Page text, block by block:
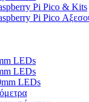
Pi Pico & Kits
Pi Pico
LEDs
LEDs
LEDs